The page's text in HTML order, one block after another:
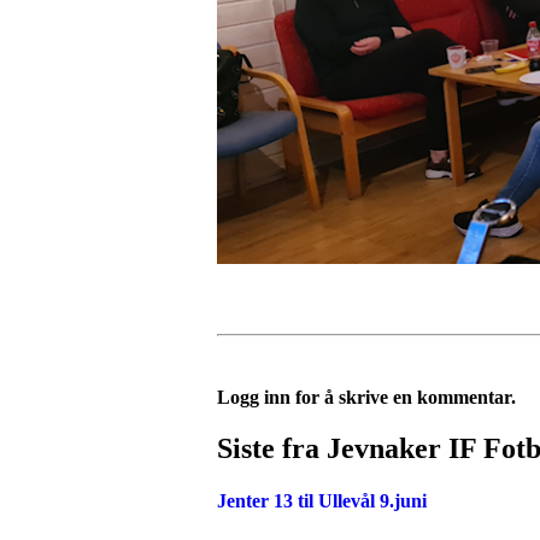
Logg inn for å skrive en kommentar.
Siste fra Jevnaker IF
Jenter 13 til Ullevål 9.juni